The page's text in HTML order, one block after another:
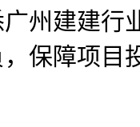
州建建行
保障项目